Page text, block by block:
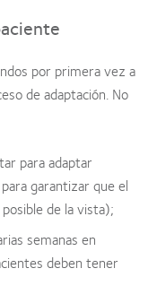
por primera vez a
de adaptación. No
para adaptar
garantizar que el
de la vista);
semanas en
deben tener